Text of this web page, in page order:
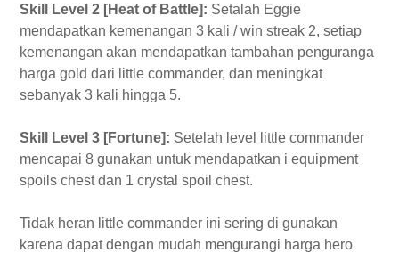
Skill Level 2 [Heat of Battle]: Setalah Eggie
mendapatkan kemenangan 3 kali / win streak 2, setiap
kemenangan akan mendapatkan tambahan penguranga
harga gold dari little commander, dan meningkat
sebanyak 3 kali hingga 5.
Skill Level 3 [Fortune]: Setelah level little commander
mencapai 8 gunakan untuk mendapatkan i equipment
spoils chest dan 1 crystal spoil chest.
Tidak heran little commander ini sering di gunakan
karena dapat dengan mudah mengurangi harga hero